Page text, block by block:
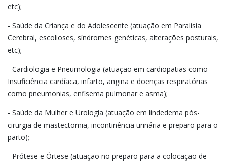
etc);
- Saúde da Criança e do Adolescente (atuação em Paralisia
Cerebral, escolioses, síndromes genéticas, alterações posturais,
etc);
- Cardiologia e Pneumologia (atuação em cardiopatias como
Insuficiência cardíaca, infarto, angina e doenças respiratórias
como pneumonias, enfisema pulmonar e asma);
- Saúde da Mulher e Urologia (atuação em lindedema pós-
cirurgia de mastectomia, incontinência urinária e preparo para o
parto);
- Prótese e Órtese (atuação no preparo para a colocação de